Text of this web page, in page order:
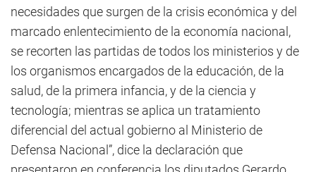
necesidades que surgen de la crisis económica y del
marcado enlentecimiento de la economía nacional,
se recorten las partidas de todos los ministerios y de
los organismos encargados de la educación, de la
salud, de la primera infancia, y de la ciencia y
tecnología; mientras se aplica un tratamiento
diferencial del actual gobierno al Ministerio de
Defensa Nacional”, dice la declaración que